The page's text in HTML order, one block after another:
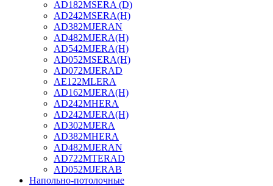
AD182MSERA (D)
AD242MSERA(H)
AD382MJERAN
AD482MJERA(H)
AD542MJERA(H)
AD052MSERA(H)
AD072MJERAD
AE122MLERA
AD162MJERA(H)
AD242MHERA
AD242MJERA(H)
AD302MJERA
AD382MHERA
AD482MJERAN
AD722MTERAD
AD052MJERAB
Напольно-потолочные